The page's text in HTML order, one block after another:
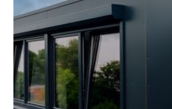
Een dakkapel laat je niet elke
Logisch dus dat veel mensen
ze precies